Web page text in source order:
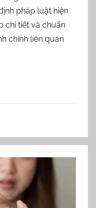
pháp luật hiện
chi tiết và chuẩn
chính liên quan